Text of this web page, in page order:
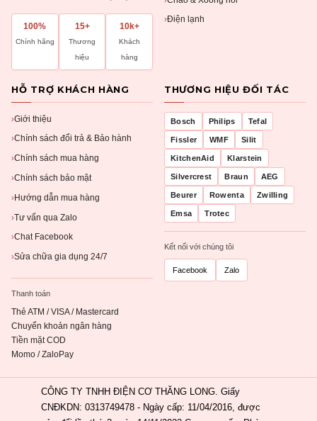
100%
Chính hãng
15+
Thương
hiệu
10k+
Khách
hàng
›Điện lạnh
HỖ TRỢ KHÁCH HÀNG
›Giới thiệu
›Chính sách đổi trả & Bảo hành
›Chính sách mua hàng
›Chính sách bảo mật
›Hướng dẫn mua hàng
›Tư vấn qua Zalo
›Chat Facebook
›Sửa chữa gia dụng 24/7
Thanh toán
Thẻ ATM / VISA / Mastercard
Chuyển khoản ngân hàng
Tiền mặt COD
Momo / ZaloPay
THƯƠNG HIỆU ĐỐI TÁC
Bosch Philips Tefal
Fissler WMF Silit
KitchenAid Klarstein
Silvercrest Braun AEG
Beurer Rowenta Zwilling
Emsa Trotec
Kết nối với chúng tôi
Facebook Zalo
CÔNG TY TNHH ĐIỆN CƠ THĂNG LONG. Giấy
CNĐKDN: 0313749478 - Ngày cấp: 11/04/2016, được